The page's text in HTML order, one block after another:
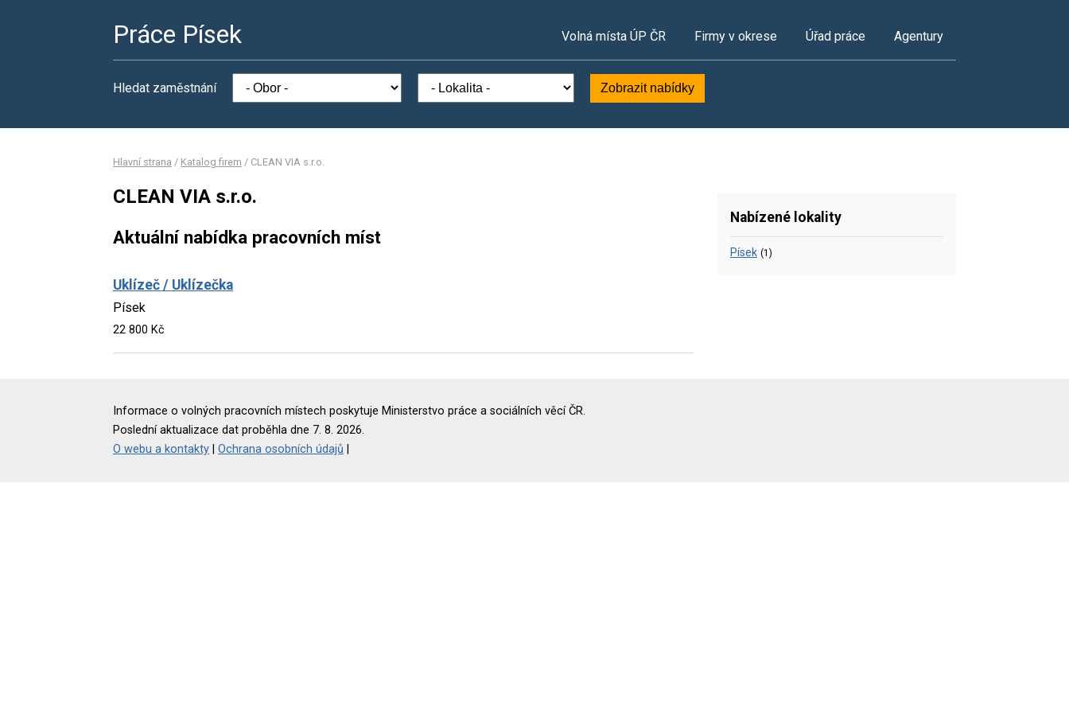
Práce Písek Volná místa ÚP ČR Firmy v okrese Úřad práce Agentury
Hledat zaměstnání Zobrazit nabídky
Hlavní strana / Katalog firem / CLEAN VIA s.r.o.
CLEAN VIA s.r.o.
Aktuální nabídka pracovních míst
Uklízeč / Uklízečka
Písek
22 800 Kč
Nabízené lokality
Písek (1)
Informace o volných pracovních místech poskytuje Ministerstvo práce a sociálních věcí ČR.
Poslední aktualizace dat proběhla dne 7. 8. 2026.
O webu a kontakty
Ochrana osobních údajů